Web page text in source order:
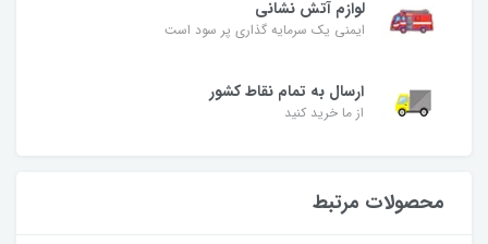
لوازم آتش نشانی
ایمنی یک سرمایه گذاری پر سود است
ارسال به تمام نقاط کشور
از ما خرید کنید
محصولات مرتبط